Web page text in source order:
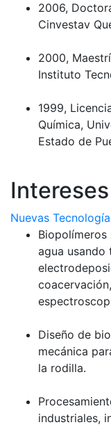
2006,
Cinvestav
2000,
Instituto
1999,
Química,
Estado de
Nuevas
agua usando
Diseño de
mecánica
la rodilla.
industriales,